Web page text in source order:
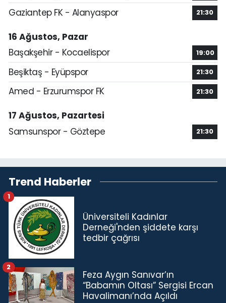
Gaziantep FK - Alanyaspor 21:30
16 Ağustos, Pazar
Başakşehir - Kocaelispor
19:00
Beşiktaş - Eyüpspor 21:30
Amed - Erzurumspor FK 21:30
17 Ağustos, Pazartesi
Samsunspor - Göztepe
21:30
Trend Haberler
Üniversiteli Kadınlar
Derneği'nden şiddete karşı
tedbir çağrısı
1
Feza Aygın Sanıvar’ın
“Babamın Oltası” Sergisi Ercan
Havalimanı’nda Açıldı
2